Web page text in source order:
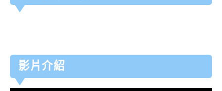
影片介紹